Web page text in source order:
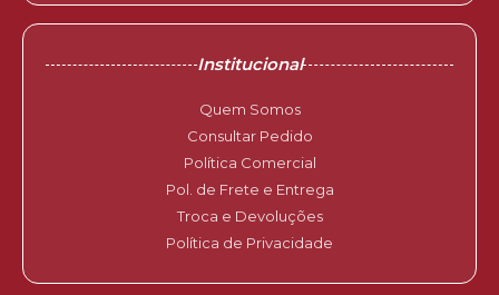
Institucional
Quem Somos
Consultar Pedido
Política Comercial
Pol. de Frete e Entrega
Troca e Devoluções
Política de Privacidade